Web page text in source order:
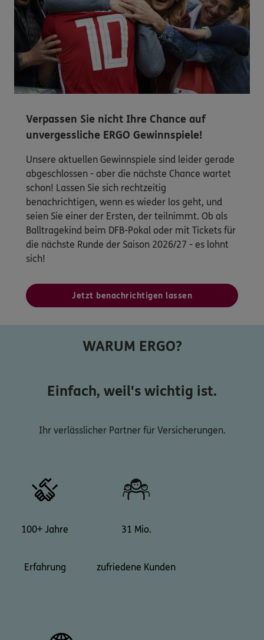
Verpassen Sie nicht Ihre Chance auf
unvergessliche ERGO Gewinnspiele!
Unsere aktuellen Gewinnspiele sind leider gerade
abgeschlossen - aber die nächste Chance wartet
schon! Lassen Sie sich rechtzeitig
benachrichtigen, wenn es wieder los geht, und
seien Sie einer der Ersten, der teilnimmt. Ob als
Balltragekind beim DFB-Pokal oder mit Tickets für
die nächste Runde der Saison 2026/27 - es lohnt
sich!
Jetzt benachrichtigen lassen
WARUM ERGO?
Einfach, weil's wichtig ist.
Ihr verlässlicher Partner für Versicherungen.
100+ Jahre
Erfahrung
31 Mio.
zufriedene Kunden